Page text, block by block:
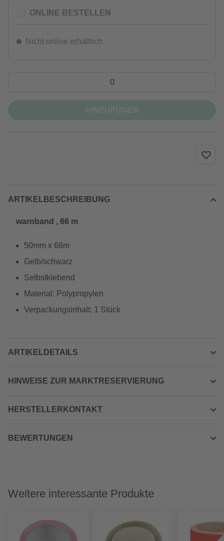
ONLINE BESTELLEN
Nicht online erhältlich
ARTIKELBESCHREIBUNG
warnband , 66 m
50mm x 66m
Gelb/schwarz
Selbstklebend
Material: Polypropylen
Verpackungsinhalt: 1 Stück
ARTIKELDETAILS
HINWEISE ZUR MARKTRESERVIERUNG
HERSTELLERKONTAKT
BEWERTUNGEN
Weitere interessante Produkte